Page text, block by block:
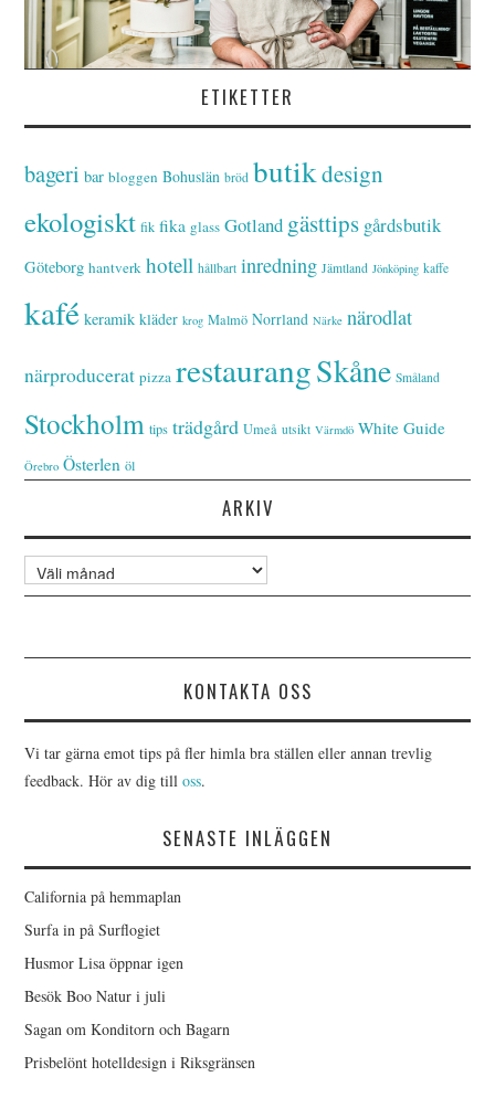
ETIKETTER
bageri bar bloggen Bohuslän bröd butikdesign
ekologiskt fik fika glass Gotland gästtips gårdsbutik
Göteborg hantverk hotell hållbart inredning Jämtland Jönköping kaffe
kafé keramik kläder krog Malmö Norrland Närke närodlat
närproducerat pizza restaurangSkåne Småland
Stockholm tips trädgård Umeå utsikt Värmdö White Guide
Örebro Österlen öl
ARKIV
Arkiv
KONTAKTA OSS
Vi tar gärna emot tips på fler himla bra ställen eller annan trevlig
feedback. Hör av dig tilloss.
SENASTE INLÄGGEN
California på hemmaplan
Surfa in på Surflogiet
Husmor Lisa öppnar igen
Besök Boo Natur i juli
Sagan om Konditorn och Bagarn
Prisbelönt hotelldesign i Riksgränsen